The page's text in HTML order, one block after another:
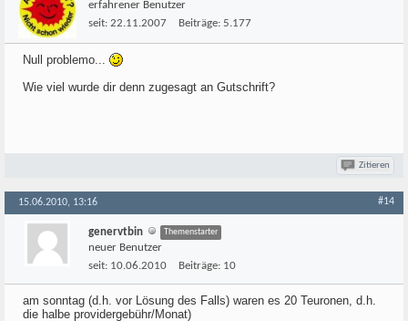
erfahrener Benutzer
seit: 22.11.2007 Beiträge: 5.177
Null problemo...
Wie viel wurde dir denn zugesagt an Gutschrift?
Zitieren
15.06.2010, 13:16 #14
genervtbin Themenstarter
neuer Benutzer
seit: 10.06.2010 Beiträge: 10
am sonntag (d.h. vor Lösung des Falls) waren es 20 Teuronen, d.h.
die halbe providergebühr/Monat)